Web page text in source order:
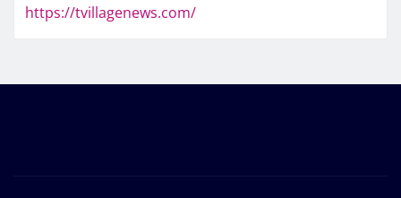
https://tvillagenews.com/